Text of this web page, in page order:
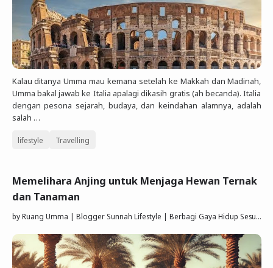
Kalau ditanya Umma mau kemana setelah ke Makkah dan Madinah,
Umma bakal jawab ke Italia apalagi dikasih gratis (ah becanda). Italia
dengan pesona sejarah, budaya, dan keindahan alamnya, adalah
salah …
lifestyle Travelling
Memelihara Anjing untuk Menjaga Hewan Ternak
dan Tanaman
byRuang Umma | Blogger Sunnah Lifestyle | Berbagi Gaya Hidup Sesuai Quran Sunnah